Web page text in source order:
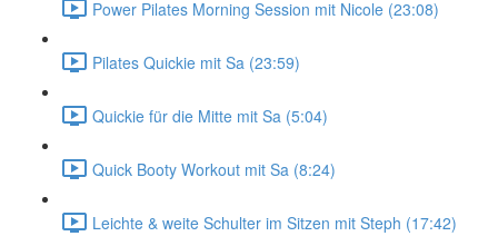
Power Pilates Morning Session mit Nicole (23:08)
Pilates Quickie mit Sa (23:59)
Quickie für die Mitte mit Sa (5:04)
Quick Booty Workout mit Sa (8:24)
Leichte & weite Schulter im Sitzen mit Steph (17:42)